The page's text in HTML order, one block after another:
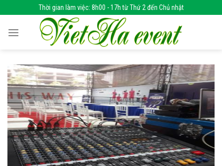
to
content
Thời gian làm việc: 8h00 - 17h từ Thứ 2 đến Chủ nhật